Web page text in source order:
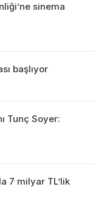
sinema
başlıyor
Tunç Soyer:
7 milyar TL’lik